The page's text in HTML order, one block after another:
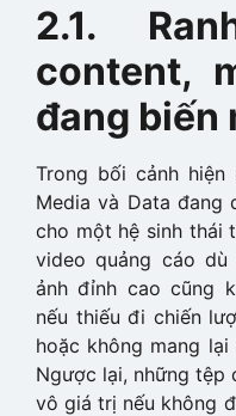
2.1.
content,
đang biến
Trong bối cảnh hiện
Media và Data đang
cho một hệ sinh thái
video quảng cáo
ảnh đỉnh cao cũng
nếu thiếu đi chiến
hoặc không mang
Ngược lại, những tệp
vô giá trị nếu không